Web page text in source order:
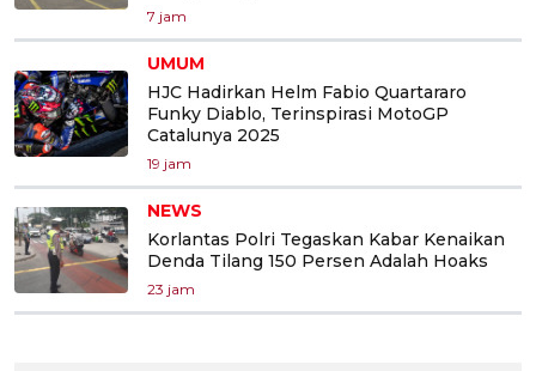
7 jam
UMUM
HJC Hadirkan Helm Fabio Quartararo
Funky Diablo, Terinspirasi MotoGP
Catalunya 2025
19 jam
NEWS
Korlantas Polri Tegaskan Kabar Kenaikan
Denda Tilang 150 Persen Adalah Hoaks
23 jam